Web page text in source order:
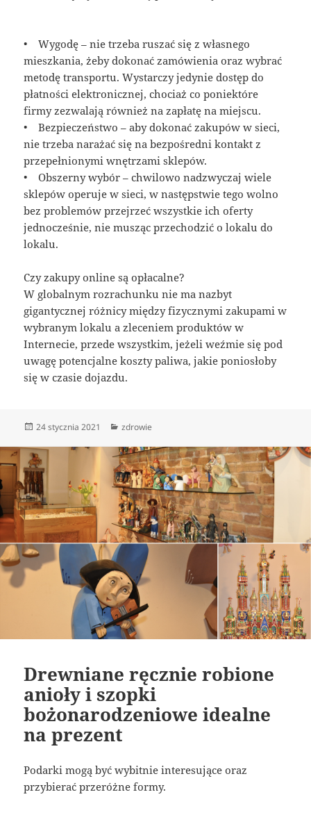
• Wygodę – nie trzeba ruszać się z własnego
mieszkania, żeby dokonać zamówienia oraz wybrać
metodę transportu. Wystarczy jedynie dostęp do
płatności elektronicznej, chociaż co poniektóre
firmy zezwalają również na zapłatę na miejscu.
• Bezpieczeństwo – aby dokonać zakupów w sieci,
nie trzeba narażać się na bezpośredni kontakt z
przepełnionymi wnętrzami sklepów.
• Obszerny wybór – chwilowo nadzwyczaj wiele
sklepów operuje w sieci, w następstwie tego wolno
bez problemów przejrzeć wszystkie ich oferty
jednocześnie, nie musząc przechodzić o lokalu do
lokalu.
Czy zakupy online są opłacalne?
W globalnym rozrachunku nie ma nazbyt
gigantycznej różnicy między fizycznymi zakupami w
wybranym lokalu a zleceniem produktów w
Internecie, przede wszystkim, jeżeli weźmie się pod
uwagę potencjalne koszty paliwa, jakie poniosłoby
się w czasie dojazdu.
Data
24 stycznia 2021 Kategorie
zdrowie
Drewniane ręcznie robione
anioły i szopki
bożonarodzeniowe idealne
na prezent
Podarki mogą być wybitnie interesujące oraz
przybierać przeróżne formy.